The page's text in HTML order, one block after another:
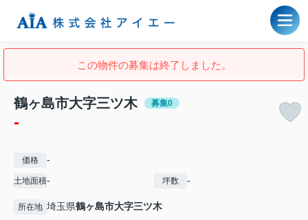
この物件の募集は終了しました。
鶴ヶ島市大字三ツ木 募集0
-
価格 -
土地面積- 坪数 -
所在地 埼玉県鶴ヶ島市大字三ツ木